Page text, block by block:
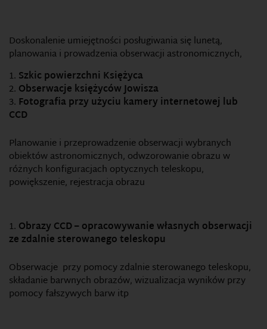
Doskonalenie umiejętności posługiwania się lunetą,
planowania i prowadzenia obserwacji astronomicznych,
Szkic powierzchni Księżyca
Obserwacje księżyców Jowisza
Fotografia przy użyciu kamery internetowej lub
CCD
Planowanie i przeprowadzenie obserwacji wybranych
obiektów astronomicznych, odwzorowanie obrazu w
różnych konfiguracjach optycznych teleskopu,
powiększenie, rejestracja obrazu
Obrazy CCD – opracowywanie własnych obserwacji
ze zdalnie sterowanego teleskopu
Obserwacje przy pomocy zdalnie sterowanego teleskopu,
składanie barwnych obrazów, wizualizacja wyników przy
pomocy fałszywych barw itp